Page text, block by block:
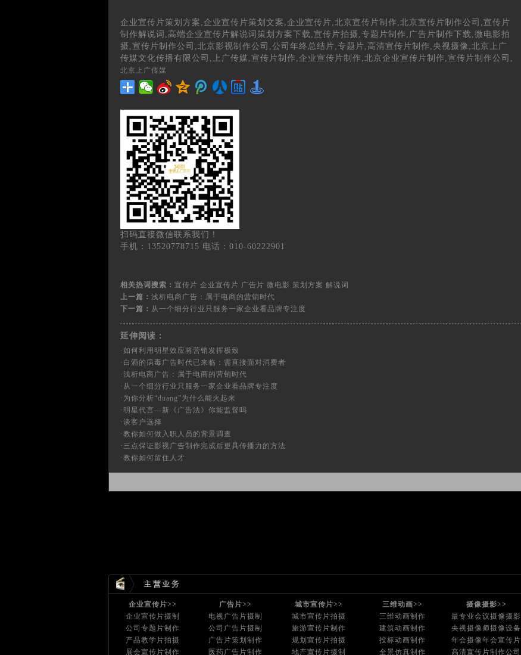
企业宣传片策划方案,企业宣传片策划文案,企业宣传片,北京宣传片制作,北京宣传片制作公司,宣传片
制作解说词,高端企业宣传片解说词策划方案下载,宣传片拍摄,专题片制作,广告片制作下载,微电影拍
摄,宣传片制作公司,北京影视制作公司,公司年终总结片,专题片,高清宣传片制作,央视摄像,北京上广
传媒文化传播有限公司,上广传媒,宣传片制作,企业宣传片制作,北京企业宣传片制作,宣传片制作公司,
北京上广传媒
扫码直接微信联系我们！
手机：13520778715 电话：010-60222901
相关热词搜索： 宣传片 企业宣传片 广告片 微电影 策划方案 解说词
上一篇： 浅析电商广告：属于电商的营销时代
下一篇： 从一个细分行业只服务一家企业看品牌专注度
延伸阅读：
·如何利用明星效应将营销发挥极致
· 白酒的病毒广告时代已来临：需直接面对消费者
·浅析电商广告：属于电商的营销时代
· 从一个细分行业只服务一家企业看品牌专注度
· 为你分析“duang”为什么能火起来
· 明星代言—新《广告法》你能监督吗
·谈客户选择
·教你如何做入职人员的背景调查
· 三点保证影视广告制作完成后更具传播力的方法
·教你如何留住人才
企业宣传片>>
企业宣传片摄制
公司专题片制作
产品教学片拍摄
展会宣传片制作
广告片>>
电视广告片摄制
公司广告片摄制
广告片策划制作
医药广告片制作
城市宣传片>>
城市宣传片拍摄
旅游宣传片制作
规划宣传片拍摄
地产宣传片摄制
三维动画>>
三维动画制作
建筑动画制作
投标动画制作
全景仿真制作
摄像摄影>>
最专业会议摄像摄影
央视摄像师摄像设备
年会摄像年会宣传片
高清宣传片制作公司